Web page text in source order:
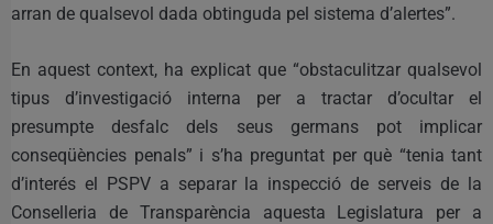
arran de qualsevol dada obtinguda pel sistema d’alertes”.
En aquest context, ha explicat que “obstaculitzar qualsevol
tipus d’investigació interna per a tractar d’ocultar el
presumpte desfalc dels seus germans pot implicar
conseqüències penals” i s’ha preguntat per què “tenia tant
d’interés el PSPV a separar la inspecció de serveis de la
Conselleria de Transparència aquesta Legislatura per a